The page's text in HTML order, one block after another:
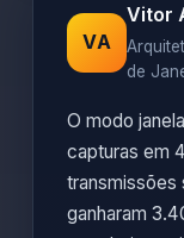
VA
Vitor
de
O modo
capturas em
transmissões
ganharam